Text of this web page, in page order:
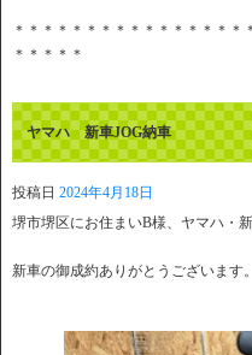
＊＊＊＊＊＊＊＊＊＊＊＊＊＊＊＊
＊＊＊＊＊
ヤマハ 新車JOG納車
投稿日 2024年4月18日
堺市堺区にお住まいB様、ヤマハ・新
新車の御成約ありがとうございます。